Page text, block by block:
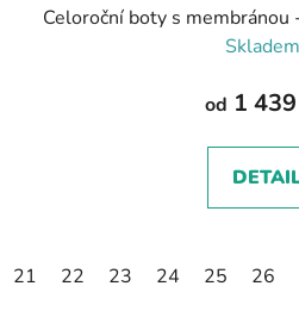
Celoroční boty s membránou
od 1
21 22 23 24 25 26